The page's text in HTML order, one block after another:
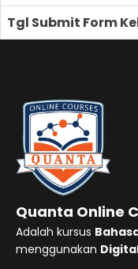
Tgl Submit Form
Quanta Online
Adalah kursus
menggunakan